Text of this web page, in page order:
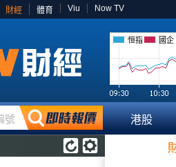
財經 體育 Viu Now TV
恒指 國企
號 港股